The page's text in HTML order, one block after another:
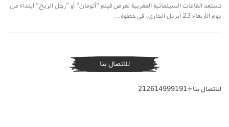
تستعد القاعات السينمائية المغربية لعرض فيلم "أتومان" أو "رجل الريح" ابتداء من
يوم الأربعاء 23 أبريل الجاري، في خطوة…
للاتصال بنا
للاتصال بنا+212614999191